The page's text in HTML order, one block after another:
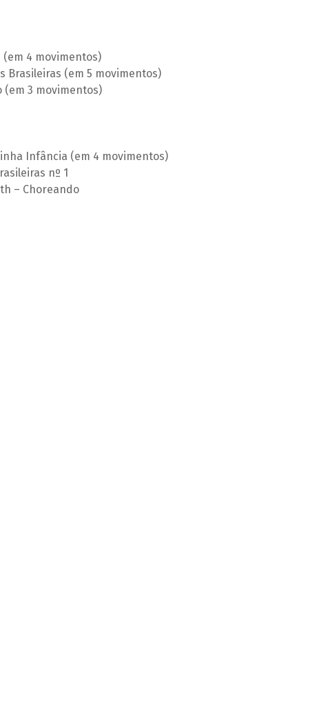
(em 4 movimentos)
Brasileiras (em 5 movimentos)
(em 3 movimentos)
Infância (em 4 movimentos)
nº 1
– Choreando